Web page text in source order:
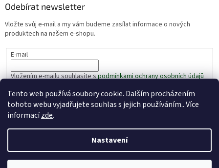
Tento web používá soubory cookie. Dalším procházením
tohoto webu vyjadřujete souhlas s jejich používáním.. Více
informacízde.
Nastavení
Odebírat newsletter
Vložte svůj e-mail a my vám budeme zasílat informace o nových
produktech na našem e-shopu.
E-mail
Vložením e-mailu souhlasíte spodmínkami ochrany osobních údajů
PŘIHLÁSIT SE
Vytvořil Shoptet